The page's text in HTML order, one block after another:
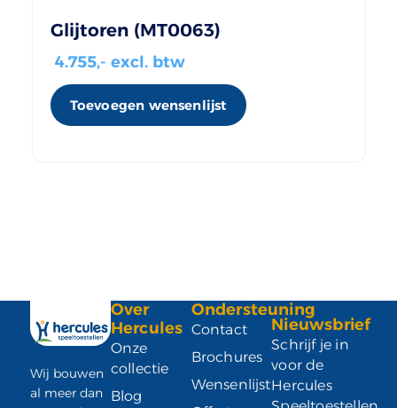
Glijtoren (MT0063)
4.755,- excl. btw
Toevoegen wensenlijst
Wij bouwen
al meer dan
Over
Hercules
Onze
collectie
Blog
Ondersteuning
Contact
Brochures
Wensenlijst
Nieuwsbrief
Schrijf je in
voor de
Hercules